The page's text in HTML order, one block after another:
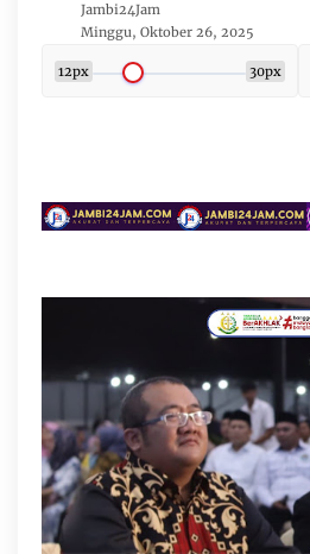
Jambi24Jam
Minggu, Oktober 26, 2025
12px 30px